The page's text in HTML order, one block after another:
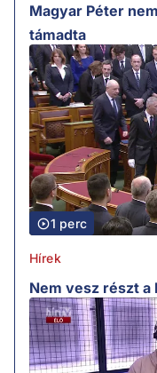
Magyar Péter
támadta
1 perc
Hírek
Nem vesz részt a